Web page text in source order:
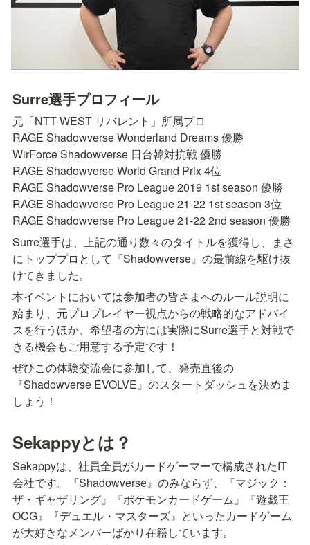
Surre選手プロフィール
元「NTT-WEST リバレント」所属プロ
RAGE Shadowverse Wonderland Dreams 優勝
WirForce Shadowverse 日台韓対抗戦 優勝
RAGE Shadowverse World Grand Prix 4位
RAGE Shadowverse Pro League 2019 1st season 優勝
RAGE Shadowverse Pro League 21-22 1st season 3位
RAGE Shadowverse Pro League 21-22 2nd season 優勝
Surre選手は、上記の通り数々のタイトルを獲得し、まさ
にトッププロとして『Shadowverse』の最前線を駆け抜
けてきました。
本イベントにおいては参加者の皆さまへのルール説明に
始まり、元プロプレイヤー視点からの戦略的なアドバイ
スを行うほか、希望者の方には実際にSurre選手と対戦で
きる機会もご用意する予定です！
ぜひこの体験交流会に参加して、発売直後の
『Shadowverse EVOLVE』のスタートダッシュを決めま
しょう！
Sekappyとは？
Sekappyは、社員全員がカードゲーマーで構成されたIT
会社です。『Shadowverse』のみならず、『マジック：
ザ・ギャザリング』『ポケモンカードゲーム』『遊戯王
OCG』『デュエル・マスターズ』といったカードゲーム
が大好きなメンバーばかり在籍しています。